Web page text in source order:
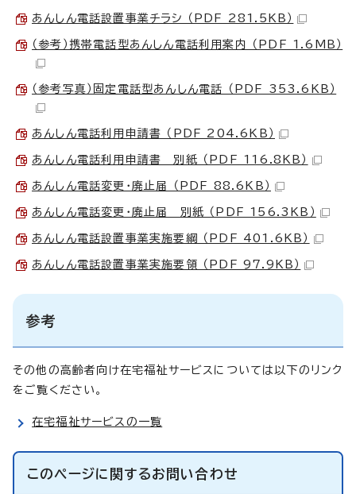
あんしん電話設置事業チラシ （PDF 281.5KB）
（参考）携帯電話型あんしん電話利用案内 （PDF 1.6MB）
（参考写真）固定電話型あんしん電話 （PDF 353.6KB）
あんしん電話利用申請書 （PDF 204.6KB）
あんしん電話利用申請書 別紙 （PDF 116.8KB）
あんしん電話変更・廃止届 （PDF 88.6KB）
あんしん電話変更・廃止届 別紙 （PDF 156.3KB）
あんしん電話設置事業実施要綱 （PDF 401.6KB）
あんしん電話設置事業実施要領 （PDF 97.9KB）
参考
その他の高齢者向け在宅福祉サービスについては以下のリンク
をご覧ください。
在宅福祉サービスの一覧
このページに関するお問い合わせ